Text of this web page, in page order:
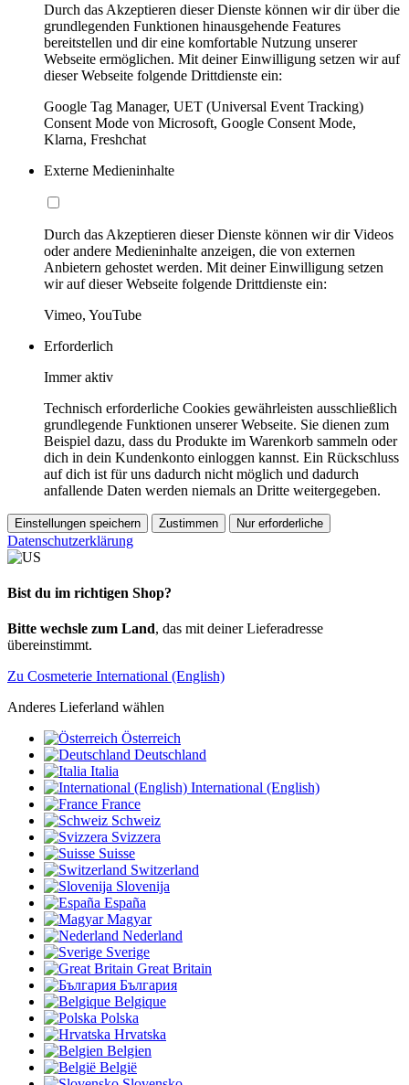
Durch das Akzeptieren dieser Dienste können wir dir über die
grundlegenden Funktionen hinausgehende Features
bereitstellen und dir eine komfortable Nutzung unserer
Webseite ermöglichen. Mit deiner Einwilligung setzen wir auf
dieser Webseite folgende Drittdienste ein:
Google Tag Manager, UET (Universal Event Tracking)
Consent Mode von Microsoft, Google Consent Mode,
Klarna, Freshchat
Externe Medieninhalte
Durch das Akzeptieren dieser Dienste können wir dir Videos
oder andere Medieninhalte anzeigen, die von externen
Anbietern gehostet werden. Mit deiner Einwilligung setzen
wir auf dieser Webseite folgende Drittdienste ein:
Vimeo, YouTube
Erforderlich
Immer aktiv
Technisch erforderliche Cookies gewährleisten ausschließlich
grundlegende Funktionen unserer Webseite. Sie dienen zum
Beispiel dazu, dass du Produkte im Warenkorb sammeln oder
dich in dein Kundenkonto einloggen kannst. Ein Rückschluss
auf dich ist für uns dadurch nicht möglich und dadurch
anfallende Daten werden niemals an Dritte weitergegeben.
Einstellungen speichern Zustimmen Nur erforderliche
Datenschutzerklärung
Bist du im richtigen Shop?
Bitte wechsle zum Land, das mit deiner Lieferadresse
übereinstimmt.
Zu Cosmeterie International (English)
Anderes Lieferland wählen
Österreich
Deutschland
Italia
International (English)
France
Schweiz
Svizzera
Suisse
Switzerland
Slovenija
España
Magyar
Nederland
Sverige
Great Britain
България
Belgique
Polska
Hrvatska
Belgien
België